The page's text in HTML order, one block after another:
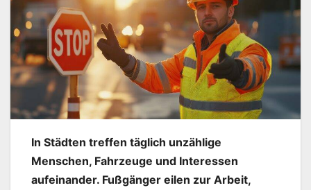
In Städten treffen täglich unzählige
Menschen, Fahrzeuge und Interessen
aufeinander. Fußgänger eilen zur Arbeit,